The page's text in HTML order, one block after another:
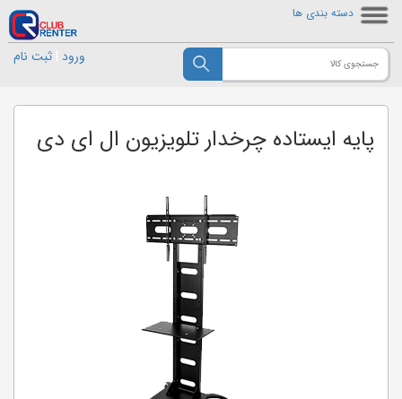
دسته بندی ها
ورود ثبت نام
پایه ایستاده چرخدار تلویزیون ال ای دی